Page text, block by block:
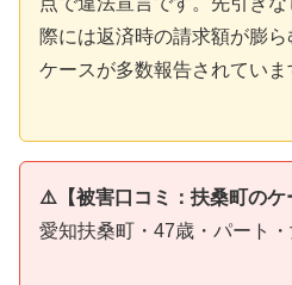
際には返済時の請求額が膨
ケースが多数報告されていま
⚠️【被害口コミ：扶桑町のケ
愛知扶桑町・47歳・パート